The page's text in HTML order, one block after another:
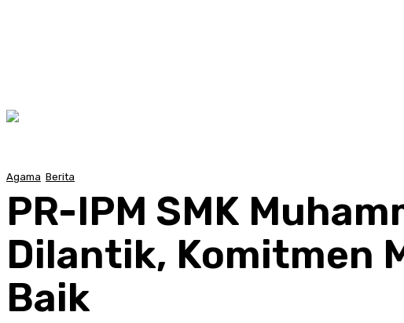
Agama Berita
PR-IPM SMK
Dilantik, Komitmen
Baik